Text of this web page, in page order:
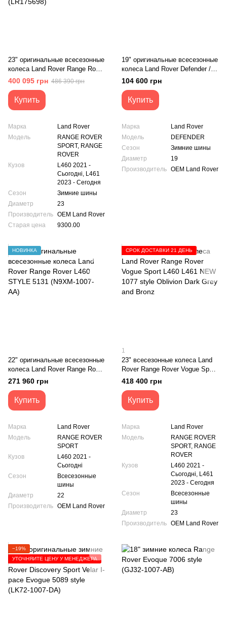
23" оригинальные всесезонные
колеса Land Rover Range Rover
Vogue Sport L460 L461 5128
style Dark Grey with Carbon
(LR175698)
400 095 грн 486 390 грн
Купить
Марка
Land Rover
Модель
RANGE ROVER
SPORT, RANGE
ROVER
Кузов
L460 2021 -
Сьогодні, L461
2023 - Сегодня
Сезон
Зимние шины
Диаметр
23
Производитель OEM Land Rover
Старая цена
9300.00
19" оригинальные всесезонные
колеса Land Rover Defender /
пять колес (L8B2-1007-DA)
104 600 грн
Купить
Марка
Land Rover
Модель
DEFENDER
Сезон
Зимние шины
Диаметр
19
Производитель OEM Land Rover
НОВИНКА
22" оригинальные всесезонные
колеса Land Rover Range Rover
L460 STYLE 5131 (N9XM-1007-
271 960 грн
Купить
Марка
Land Rover
Модель
RANGE ROVER
SPORT
Кузов
L460 2021 -
Сьогодні
Сезон
Всесезонные
шины
Диаметр
22
Производитель OEM Land Rover
СРОК ДОСТАВКИ 21 ДЕНЬ
1
23" всесезонные колеса Land
Rover Range Rover Vogue Sport
L460 L461 NEW 1077 style
Oblivion Dark Grey and Bronz
418 400 грн
Купить
Марка
Land Rover
Модель
RANGE ROVER
SPORT, RANGE
ROVER
Кузов
L460 2021 -
Сьогодні, L461
2023 - Сегодня
Сезон
Всесезонные
шины
Диаметр
23
Производитель OEM Land Rover
−19%
УТОЧНЯЙТЕ ЦЕНУ У МЕНЕДЖЕРА